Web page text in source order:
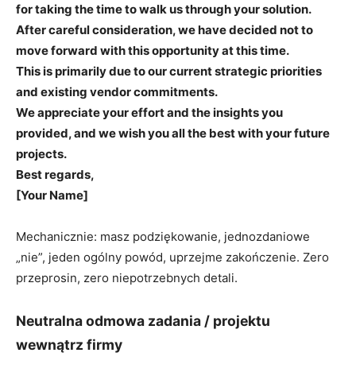
for taking the time to walk us through your solution.
After careful consideration, we have decided not to
move forward with this opportunity at this time.
This is primarily due to our current strategic priorities
and existing vendor commitments.
We appreciate your effort and the insights you
provided, and we wish you all the best with your future
projects.
Best regards,
[Your Name]
Mechanicznie: masz podziękowanie, jednozdaniowe
„nie”, jeden ogólny powód, uprzejme zakończenie. Zero
przeprosin, zero niepotrzebnych detali.
Neutralna odmowa zadania / projektu
wewnątrz firmy